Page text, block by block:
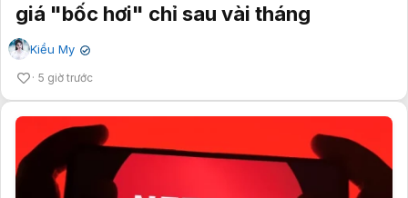
giá "bốc hơi" chỉ sau vài tháng
Kiều My ✔
5 giờ trước